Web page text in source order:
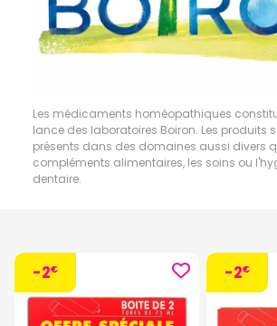
Les médicaments homéopathiques
lance des laboratoires Boiron. Les produits
présents dans des domaines aussi divers
compléments alimentaires, les soins ou
dentaire.
-2€ -2€